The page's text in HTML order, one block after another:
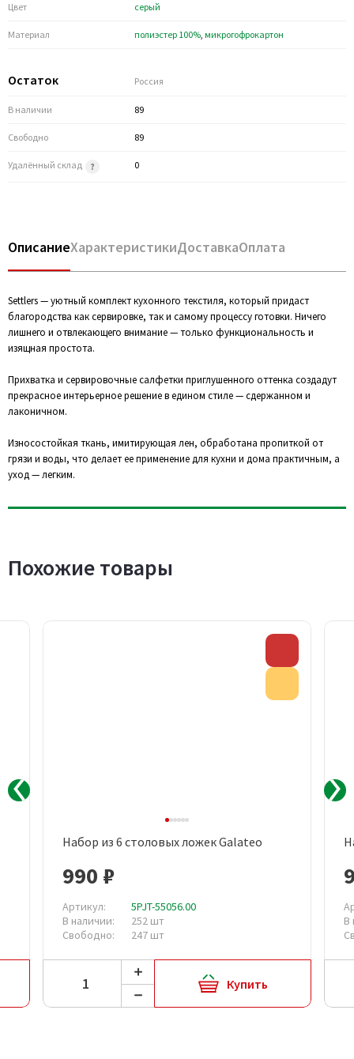
Цвет серый
Материал полиэстер 100%, микрогофрокартон
Остаток Россия
В наличии 89
Свободно 89
Удалённый склад 0
ОписаниеХарактеристикиДоставкаОплата
Settlers — уютный комплект кухонного текстиля, который придаст
благородства как сервировке, так и самому процессу готовки. Ничего
лишнего и отвлекающего внимание — только функциональность и
изящная простота.
Прихватка и сервировочные салфетки приглушенного оттенка создадут
прекрасное интерьерное решение в едином стиле — сдержанном и
лаконичном.
Износостойкая ткань, имитирующая лен, обработана пропиткой от
грязи и воды, что делает ее применение для кухни и дома практичным, а
уход — легким.
Похожие товары
Набор из 6 столовых ложек Galateo
990 ₽
Артикул:
5PJT-55056.00
В наличии:
252 шт
Свободно:
247 шт
Купить
В